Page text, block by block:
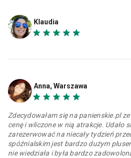
Klaudia
Anna, Warszawa
Zdecydowałam się na panienskie.pl
cenę i wliczone w nią atrakcje. Udało
zarezerwować na niecały tydzień
spóźnialskim jest bardzo dużym
nie wiedziała i była bardzo